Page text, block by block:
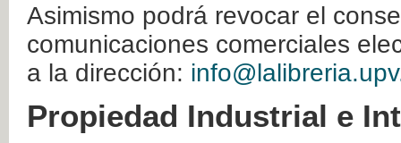
Asimismo podrá revocar el
comunicaciones comerciales
a la dirección:
Propiedad Industrial e